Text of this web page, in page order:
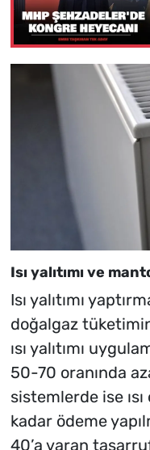
Isı yalıtımı ve
Isı yalıtımı
doğalgaz
ısı yalıtımı
50-70 oranında
sistemlerde ise
kadar ödeme
40’a varan